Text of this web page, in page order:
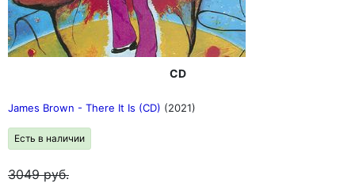
CD
James Brown - There It Is (CD) (2021)
Есть в наличии
3049руб.